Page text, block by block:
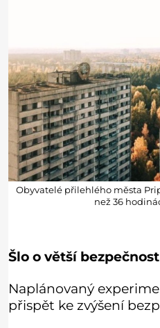
Obyvatelé přilehlého města
než 36
Šlo o větší bezpečnost
Naplánovaný
přispět ke zvýšení